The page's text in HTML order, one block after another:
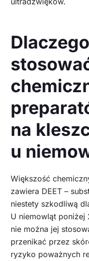
na
u
Większość
zawiera DEET –
niestety szkodliwą
U niemowląt poniżej
nie można jej
przenikać przez
ryzyko poważnych